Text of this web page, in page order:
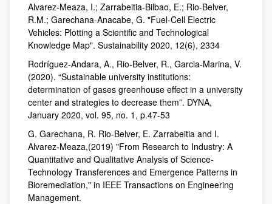
Alvarez-Meaza, I.; Zarrabeitia-Bilbao, E.; Rio-Belver,
R.M.; Garechana-Anacabe, G. "Fuel-Cell Electric
Vehicles: Plotting a Scientific and Technological
Knowledge Map". Sustainability 2020, 12(6), 2334
Rodríguez-Andara, A., Rio-Belver, R., Garcia-Marina, V.
(2020). “Sustainable university institutions:
determination of gases greenhouse effect in a university
center and strategies to decrease them”. DYNA,
January 2020, vol. 95, no. 1, p.47-53
G. Garechana, R. Rio-Belver, E. Zarrabeitia and I.
Alvarez-Meaza,(2019) "From Research to Industry: A
Quantitative and Qualitative Analysis of Science-
Technology Transferences and Emergence Patterns in
Bioremediation," in IEEE Transactions on Engineering
Management.